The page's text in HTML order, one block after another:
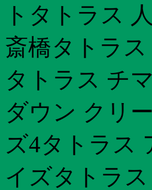
トタトラス
斎橋タトラス
タトラス チ
ダウン クリ
ズ4タトラス
イズタトラ